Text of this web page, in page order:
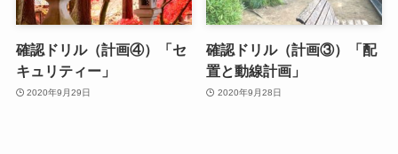
確認ドリル（計画④）「セ
キュリティー」
2020年9月29日
確認ドリル（計画③）「配
置と動線計画」
2020年9月28日